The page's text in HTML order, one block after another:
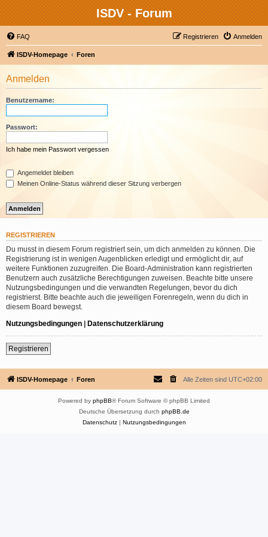
ISDV - Forum
FAQ Anmelden
Registrieren
ISDV-Homepage Foren
Anmelden
Benutzername:
Passwort:
Ich habe mein Passwort vergessen
Angemeldet bleiben
Meinen Online-Status während dieser Sitzung verbergen
REGISTRIEREN
Du musst in diesem Forum registriert sein, um dich anmelden zu können. Die
Registrierung ist in wenigen Augenblicken erledigt und ermöglicht dir, auf
weitere Funktionen zuzugreifen. Die Board-Administration kann registrierten
Benutzern auch zusätzliche Berechtigungen zuweisen. Beachte bitte unsere
Nutzungsbedingungen und die verwandten Regelungen, bevor du dich
registrierst. Bitte beachte auch die jeweiligen Forenregeln, wenn du dich in
diesem Board bewegst.
Nutzungsbedingungen | Datenschutzerklärung
Registrieren
ISDV-Homepage Foren Alle Zeiten sind UTC+02:00
Powered by phpBB® Forum Software © phpBB Limited
Deutsche Übersetzung durch phpBB.de
Datenschutz| Nutzungsbedingungen